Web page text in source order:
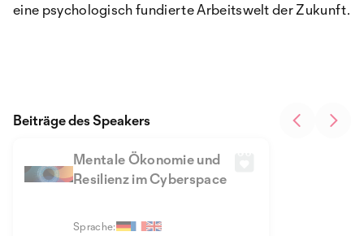
eine psychologisch fundierte Arbeitswelt der Zukunft.
Mentale Ökonomie und
Resilienz im Cyberspace
Sprache:
Beiträge des Speakers